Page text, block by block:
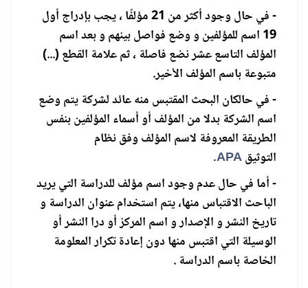
- في حال وجود أكثر من 21 مؤلفًا ، يجب بإدراج أول
19 اسم للمؤلفين و وضع فواصل بينهم و بعد اسم
المؤلف التاسع عشر نضع فاصلة ، ثم علامة القطع (...)
متبوعة باسم المؤلف الأخير.
- في حالكان البحث المقتبس منه عائد لشركة يتم وضع
اسم الشركة بدلا من المؤلف أو أسماء المؤلفين بنفس
الطريقة المعروفة لاسم المؤلف وفق نظام
التوثيقAPA
.
- أما في حال عدم وجود اسم مؤلف للدراسة التي يريد
الباحث الاقتباس منها، يتم استخدام عنوان الدراسة و
تاريخ النشر و الإصدار و اسم المركز أو درا النشر أو
الوسيلة التي اقتبس منها دون إعادة تكرار المعلومة
الخاصة باسم الدراسة .